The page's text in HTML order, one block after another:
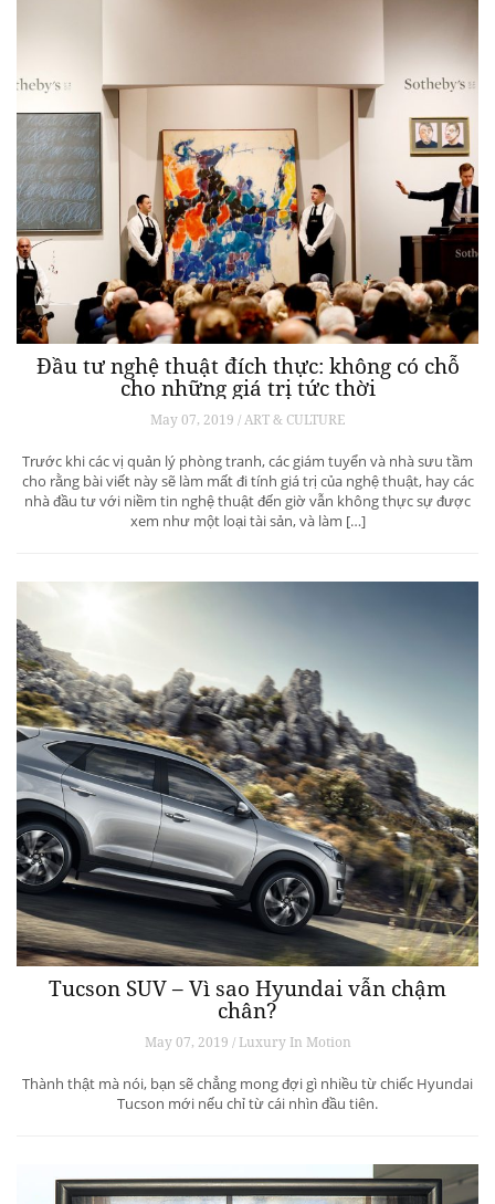
Đầu tư nghệ thuật đích thực: không có chỗ
cho những giá trị tức thời
May 07, 2019 / ART & CULTURE
Trước khi các vị quản lý phòng tranh, các giám tuyển và nhà sưu tầm
cho rằng bài viết này sẽ làm mất đi tính giá trị của nghệ thuật, hay các
nhà đầu tư với niềm tin nghệ thuật đến giờ vẫn không thực sự được
xem như một loại tài sản, và làm […]
Tucson SUV – Vì sao Hyundai vẫn chậm
chân?
May 07, 2019 / Luxury In Motion
Thành thật mà nói, bạn sẽ chẳng mong đợi gì nhiều từ chiếc Hyundai
Tucson mới nếu chỉ từ cái nhìn đầu tiên.